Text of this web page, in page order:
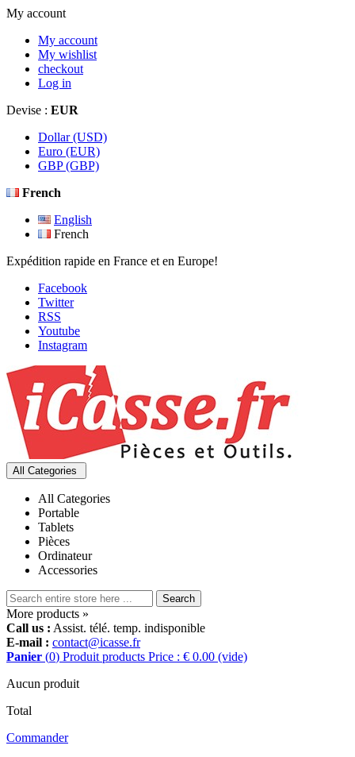
My account
My account
My wishlist
checkout
Log in
Devise : EUR
Dollar (USD)
Euro (EUR)
GBP (GBP)
French
English
French
Expédition rapide en France et en Europe!
Facebook
Twitter
RSS
Youtube
Instagram
All Categories
All Categories
Portable
Tablets
Pièces
Ordinateur
Accessories
Search
More products »
Call us : Assist. télé. temp. indisponible
E-mail : contact@icasse.fr
Panier (0) Produit products Price : € 0.00 (vide)
Aucun produit
Total
Commander